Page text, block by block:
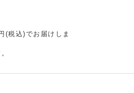
税込)でお届けしま